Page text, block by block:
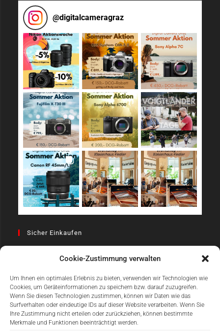
Cookie-Zustimmung verwalten
Um Ihnen ein optimales Erlebnis zu bieten, verwenden wir Technologien wie
Cookies, um Geräteinformationen zu speichern bzw. darauf zuzugreifen.
Wenn Sie diesen Technologien zustimmen, können wir Daten wie das
Surfverhalten oder eindeutige IDs auf dieser Website verarbeiten. Wenn Sie
Ihre Zustimmung nicht erteilen oder zurückziehen, können bestimmte
Merkmale und Funktionen beeinträchtigt werden.
@digitalcameragraz
Sicher Einkaufen
Einfach Online Bezahlen